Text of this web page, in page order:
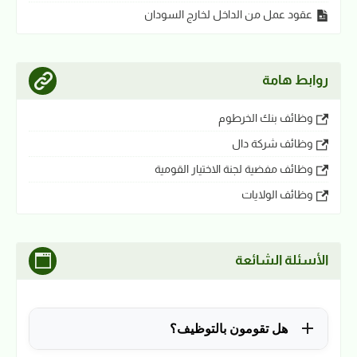
عقود عمل من الداخل لخارج السودان
روابط هامة
وظائف بنك الخرطوم
وظائف شركة دال
وظائف مفضية لجنة الاختيار القومية
وظائف الولايات
الأسئلة الشائعة
هل تقومون بالتوظيف؟